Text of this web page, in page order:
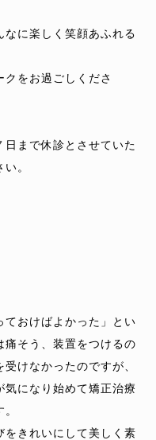
に楽しく笑顔あふれる
をお過ごしくださ
まで休診とさせていた
。
ておけばよかった」とい
痛そう、装置をつけるの
けなかったのですが、
になり始めて矯正治療
をきれいにして美しく素